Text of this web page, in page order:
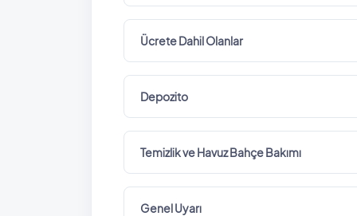
Ücrete Dahil Olanlar
Depozito
Temizlik ve Havuz Bahçe Bakımı
Genel Uyarı